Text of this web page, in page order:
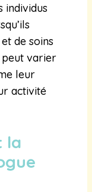
individus
de soins
peut varier
leur
activité
la